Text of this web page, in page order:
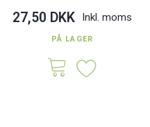
27,50 DKK Inkl. moms
PÅ LAGER